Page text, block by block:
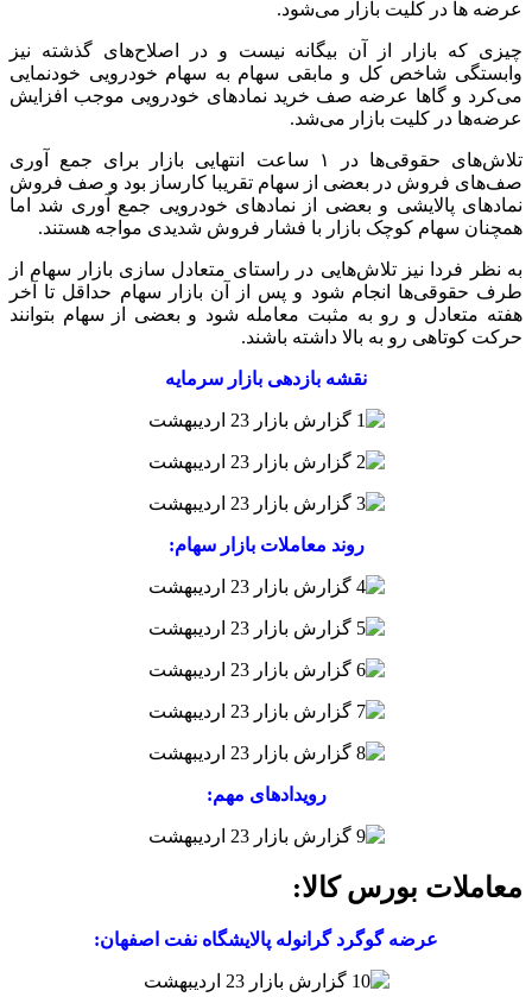
عرضه ها در کلیت بازار می‌شود.
چیزی که بازار از آن بیگانه نیست و در اصلاح‌های گذشته نیز
وابستگی شاخص کل و مابقی سهام به سهام خودرویی خودنمایی
می‌کرد و گاها عرضه صف خرید نمادهای خودرویی موجب افزایش
عرضه‌ها در کلیت بازار می‌شد.
تلاش‌های حقوقی‌ها در ۱ ساعت انتهایی بازار برای جمع آوری
صف‌های فروش در بعضی از سهام تقریبا کارساز بود و صف فروش
نمادهای پالایشی و بعضی از نمادهای خودرویی جمع آوری شد اما
همچنان سهام کوچک بازار با فشار فروش شدیدی مواجه هستند.
به نظر فردا نیز تلاش‌هایی در راستای متعادل سازی بازار سهام از
طرف حقوقی‌ها انجام شود و پس از آن بازار سهام حداقل تا آخر
هفته متعادل و رو به مثبت معامله شود و بعضی از سهام بتوانند
حرکت کوتاهی رو به بالا داشته باشند.
نقشه بازدهی بازار سرمایه
روند معاملات بازار سهام:
رویدادهای مهم:
معاملات بورس کالا:
عرضه گوگرد گرانوله پالایشگاه نفت اصفهان: